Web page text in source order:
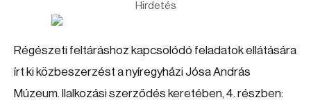
Hirdetés
Régészeti feltáráshoz kapcsolódó feladatok ellátására
írt ki közbeszerzést a nyíregyházi Jósa András
Múzeum. llalkozási szerződés keretében, 4. részben: